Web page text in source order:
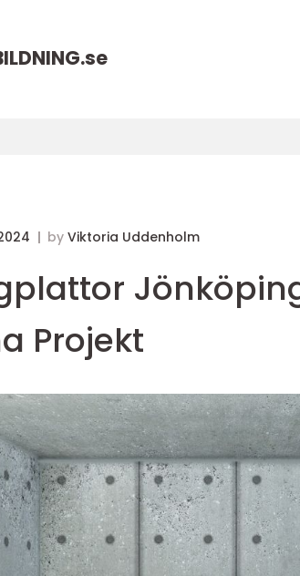
se
by Viktoria Uddenholm
Projekt